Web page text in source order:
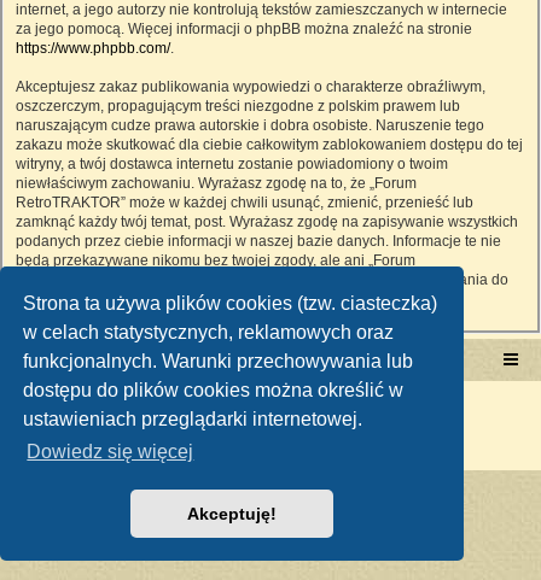
Strona ta używa plików cookies (tzw. ciasteczka)
w celach statystycznych, reklamowych oraz
funkcjonalnych. Warunki przechowywania lub
dostępu do plików cookies można określić w
ustawieniach przeglądarki internetowej.
Dowiedz się więcej
Akceptuję!
internet, a jego autorzy nie kontrolują tekstów zamieszczanych w internecie
za jego pomocą. Więcej informacji o phpBB można znaleźć na stronie
https://www.phpbb.com/.
Akceptujesz zakaz publikowania wypowiedzi o charakterze obraźliwym,
oszczerczym, propagującym treści niezgodne z polskim prawem lub
naruszającym cudze prawa autorskie i dobra osobiste. Naruszenie tego
zakazu może skutkować dla ciebie całkowitym zablokowaniem dostępu do tej
witryny, a twój dostawca internetu zostanie powiadomiony o twoim
niewłaściwym zachowaniu. Wyrażasz zgodę na to, że „Forum
RetroTRAKTOR” może w każdej chwili usunąć, zmienić, przenieść lub
zamknąć każdy twój temat, post. Wyrażasz zgodę na zapisywanie wszystkich
podanych przez ciebie informacji w naszej bazie danych. Informacje te nie
będą przekazywane nikomu bez twojej zgody, ale ani „Forum
RetroTRAKTOR”, ani phpBB nie ponosi odpowiedzialności za włamania do
witryny, podczas których może dojść do kradzieży danych.
Portal RetroTRAKTOR.pl retrotraktor.pl/forum
Technologię dostarcza
Polski pakiet językowy dostarczaphpBB.pl
Zasady ochrony danych osobowych